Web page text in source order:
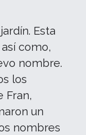
Esta
como,
nombre.
los
Fran,
un
nombres